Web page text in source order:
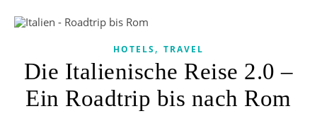
HOTELS, TRAVEL
Die Italienische Reise 2.0 –
Ein Roadtrip bis nach Rom